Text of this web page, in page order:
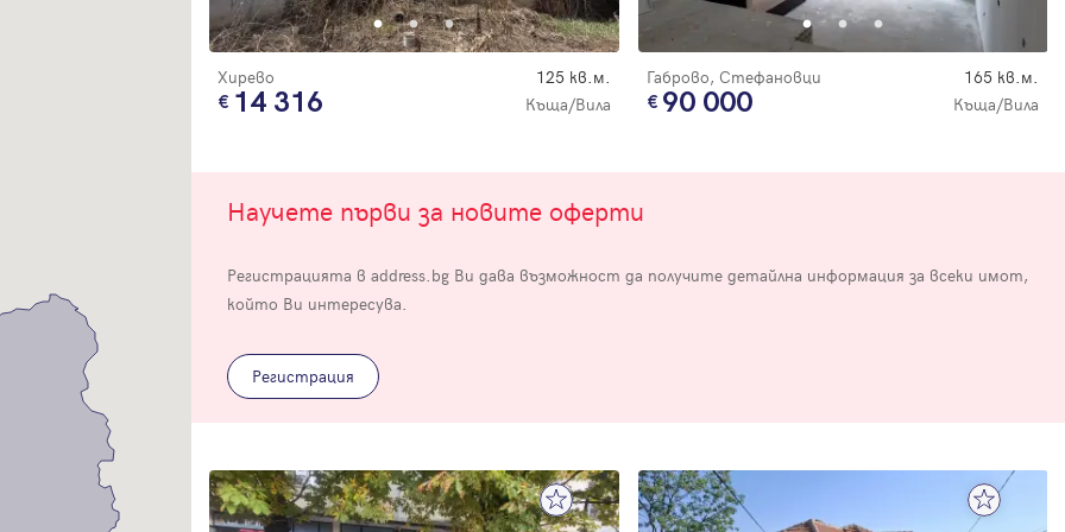
Хирево 125 кв.м.
14 316 Къща/Вила
Габрово, Стефановци 165 кв.м.
90 000 Къща/Вила
Научете първи за новите оферти
Регистрацията в address.bg Ви дава възможност да получите детайлна информация за всеки имот,
който Ви интересува.
Регистрация
Благодарим ви! Проверете имейл адрес си, за да активирате
Продължи с Facebook
или влезте с имейл